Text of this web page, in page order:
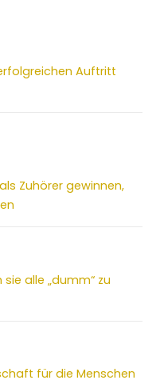
Auftritt
Zuhörer gewinnen,
alle „dumm“ zu
für die Menschen